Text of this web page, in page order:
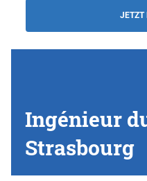
JETZT
Ingénieur
Strasbourg